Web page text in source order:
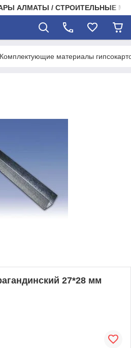
АЛМАТЫ / СТРОИТЕЛЬНЫЕ
Комплектующие материалы
27*28 мм